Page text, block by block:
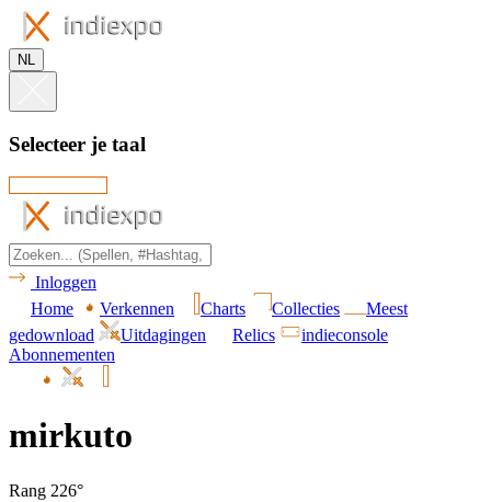
NL
Selecteer je taal
Inloggen
Home
Verkennen Charts Collecties
Meest
gedownload
Uitdagingen Relics
indieconsole
Abonnementen
mirkuto
Rang 226°